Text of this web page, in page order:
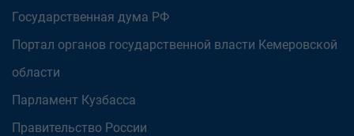
Государственная дума РФ
Портал органов государственной власти Кемеровской
области
Парламент Кузбасса
Правительство России